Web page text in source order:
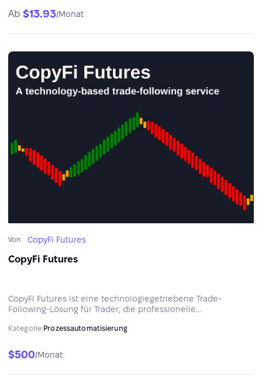
Ab $13.93/Monat
Von CopyFi Futures
CopyFi Futures
CopyFi Futures ist eine technologiegetriebene Trade-
Following-Lösung für Trader, die professionelle
über ihre Konten behalten möchten.
Kategorie:Prozessautomatisierung
$500/Monat